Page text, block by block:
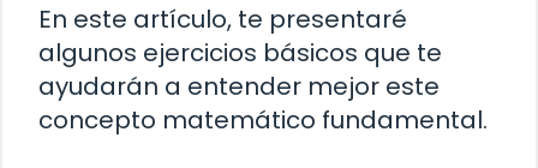
En este artículo, te presentaré
algunos ejercicios básicos que te
ayudarán a entender mejor este
concepto matemático fundamental.